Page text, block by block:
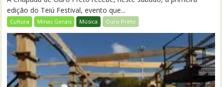
edição do Teiú Festival, evento que...
Cultura Minas Gerais Música Ouro Preto